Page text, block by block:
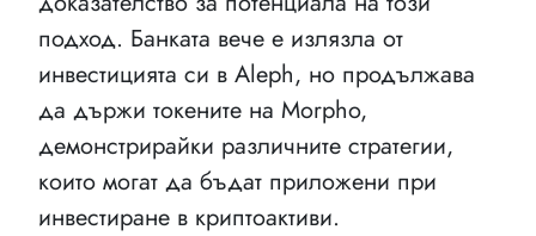
подход. Банката вече е излязла от
инвестицията си в Aleph, но продължава
да държи токените на Morpho,
демонстрирайки различните стратегии,
които могат да бъдат приложени при
инвестиране в криптоактиви.